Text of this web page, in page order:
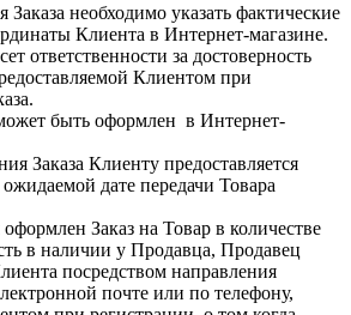
необходимо указать фактические
Клиента в Интернет-магазине.
ответственности за достоверность
Клиентом при
быть оформлен в Интернет-
Заказа Клиенту предоставляется
дате передачи Товара
Заказ на Товар в количестве
в наличии у Продавца, Продавец
посредством направления
почте или по телефону,